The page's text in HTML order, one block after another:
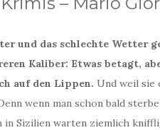
und das schlechte Wetter
Kaliber: Etwas betagt,
auf den Lippen. Und weil sie
wenn man schon bald
in Sizilien warten ziemlich